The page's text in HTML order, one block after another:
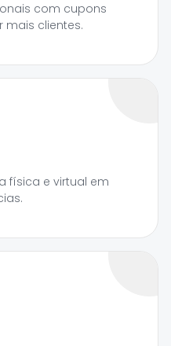
com cupons
mais clientes.
física e virtual em